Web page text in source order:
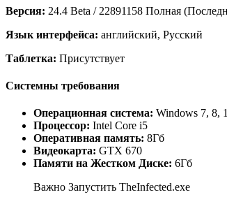
Версия: 24.4 Beta / 22891158 Полная
Язык интерфейса: английский, Русский
Таблетка: Присутствует
Системны требования
Операционная система: Windows 7, 8,
Процессор: Intel Core i5
Оперативная память: 8Гб
Видеокарта: GTX 670
Памяти на Жестком Диске: 6Гб
Важно Запустить TheInfected.exe